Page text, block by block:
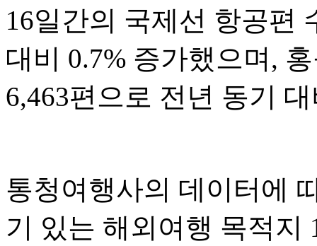
16일간의 국제선 항공편
대비 0.7% 증가했으며,
6,463편으로 전년 동기
통청여행사의 데이터에
기 있는 해외여행 목적지